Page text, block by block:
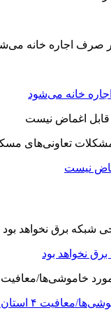
تعاونی‌های
نیست
نخواهد بود
درگیر جنگ از قطعی برق